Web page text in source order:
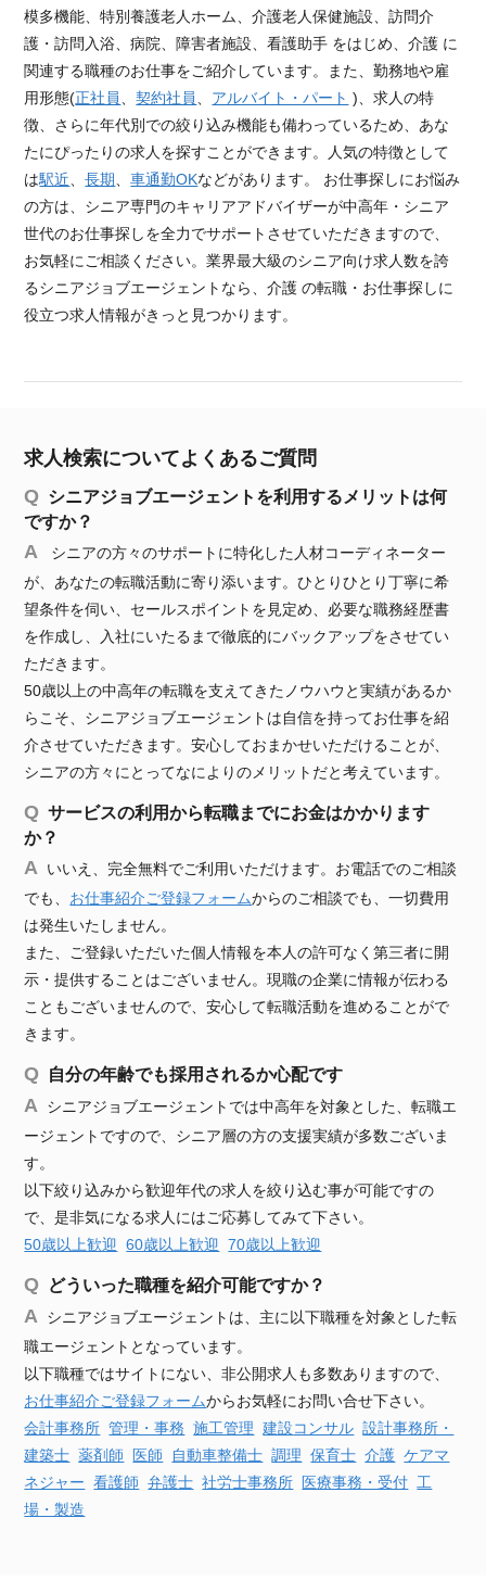
模多機能、特別養護老人ホーム、介護老人保健施設、訪問介
護・訪問入浴、病院、障害者施設、看護助手 をはじめ、介護 に
関連する職種のお仕事をご紹介しています。また、勤務地や雇
用形態(正社員 、契約社員 アルバイト・パート )、求人の特
徴、さらに年代別での絞り込み機能も備わっているため、あな
たにぴったりの求人を探すことができます。人気の特徴として
は駅近 、長期 、車通勤OKなどがあります。 お仕事探しにお悩み
の方は、シニア専門のキャリアアドバイザーが中高年・シニア
世代のお仕事探しを全力でサポートさせていただきますので、
お気軽にご相談ください。業界最大級のシニア向け求人数を誇
るシニアジョブエージェントなら、介護 の転職・お仕事探しに
役立つ求人情報がきっと見つかります。
求人検索についてよくあるご質問
シニアジョブエージェントを利用するメリットは何
ですか？
シニアの方々のサポートに特化した人材コーディネーター
が、あなたの転職活動に寄り添います。ひとりひとり丁寧に希
望条件を伺い、セールスポイントを見定め、必要な職務経歴書
を作成し、入社にいたるまで徹底的にバックアップをさせてい
ただきます。
50歳以上の中高年の転職を支えてきたノウハウと実績があるか
らこそ、シニアジョブエージェントは自信を持ってお仕事を紹
介させていただきます。安心しておまかせいただけることが、
シニアの方々にとってなによりのメリットだと考えています。
サービスの利用から転職までにお金はかかります
か？
いいえ、完全無料でご利用いただけます。お電話でのご相談
でも、 お仕事紹介ご登録フォームからのご相談でも、一切費用
は発生いたしません。
また、ご登録いただいた個人情報を本人の許可なく第三者に開
示・提供することはございません。現職の企業に情報が伝わる
こともございませんので、安心して転職活動を進めることがで
きます。
自分の年齢でも採用されるか心配です
シニアジョブエージェントでは中高年を対象とした、転職エ
ージェントですので、シニア層の方の支援実績が多数ございま
す。
以下絞り込みから歓迎年代の求人を絞り込む事が可能ですの
で、是非気になる求人にはご応募してみて下さい。
50歳以上歓迎 60歳以上歓迎 70歳以上歓迎
どういった職種を紹介可能ですか？
シニアジョブエージェントは、主に以下職種を対象とした転
職エージェントとなっています。
以下職種ではサイトにない、非公開求人も多数ありますので、
お仕事紹介ご登録フォームからお気軽にお問い合せ下さい。
会計事務所 管理・事務 施工管理 建設コンサル 設計事務所・
建築士 薬剤師 医師 自動車整備士 調理 保育士 介護 ケアマ
ネジャー 看護師 弁護士 社労士事務所 医療事務・受付 工
場・製造